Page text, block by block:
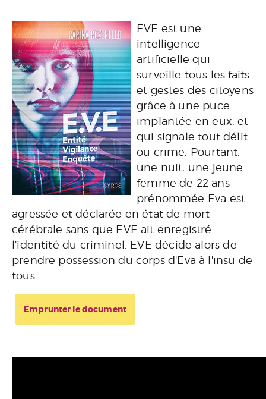
EVE est une
intelligence
artificielle qui
surveille tous les faits
et gestes des citoyens
grâce à une puce
implantée en eux, et
qui signale tout délit
ou crime. Pourtant,
une nuit, une jeune
femme de 22 ans
prénommée Eva est
agressée et déclarée en état de mort
cérébrale sans que EVE ait enregistré
l'identité du criminel. EVE décide alors de
prendre possession du corps d'Eva à l'insu de
tous.
Emprunter le document